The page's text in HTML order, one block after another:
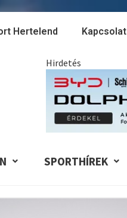
Hertelend Kapcsolat
Hirdetés
SPORTHÍREK